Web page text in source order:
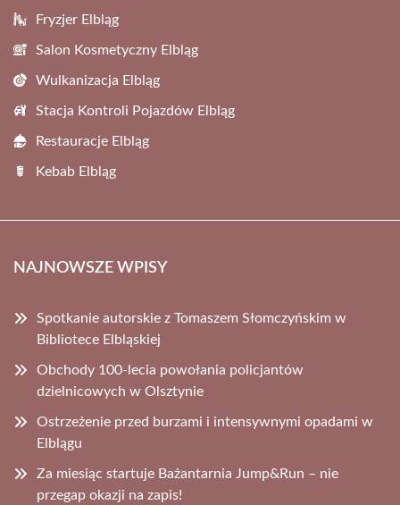
Fryzjer Elbląg
Salon Kosmetyczny Elbląg
Wulkanizacja Elbląg
Stacja Kontroli Pojazdów Elbląg
Restauracje Elbląg
Kebab Elbląg
NAJNOWSZE WPISY
Spotkanie autorskie z Tomaszem Słomczyńskim w
Bibliotece Elbląskiej
Obchody 100-lecia powołania policjantów
dzielnicowych w Olsztynie
Ostrzeżenie przed burzami i intensywnymi opadami w
Elblągu
Za miesiąc startuje Bażantarnia Jump&Run – nie
przegap okazji na zapis!